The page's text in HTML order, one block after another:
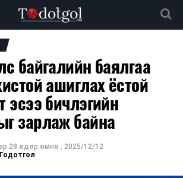
байгалийн баялгаа
ашиглах ёстой
эсээ бичлэгийн
зарлаж байна
28 өдөр.өмнө , 2025/12/12